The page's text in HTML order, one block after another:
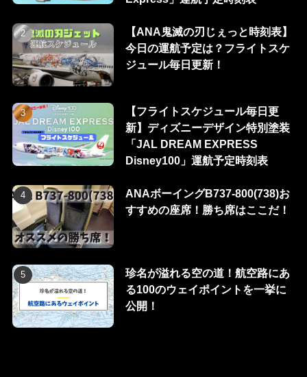
【ANA鬼滅の刃じぇっと時刻表】
今日の運航予定は？フライトスケ
ジュール毎日更新！
【フライトスケジュール毎日更
新】ディズニーデザイン特別塗装
「JAL DREAM EXPRESS
Disney100」運航予定時刻表
ANAボーイングB737-800(738)お
すすめの座席！勝ち席はここだ！
珍名が溢れる空の道！航空路にあ
る100のウェイポイントを一挙に
公開！